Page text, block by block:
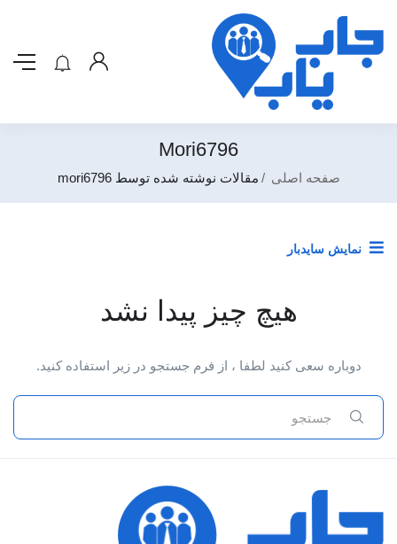
Mori6796
صفحه اصلی مقالات نوشته شده توسط mori6796
نمایش سایدبار
هیچ چیز پیدا نشد
دوباره سعی کنید لطفا ، از فرم جستجو در زیر استفاده کنید.